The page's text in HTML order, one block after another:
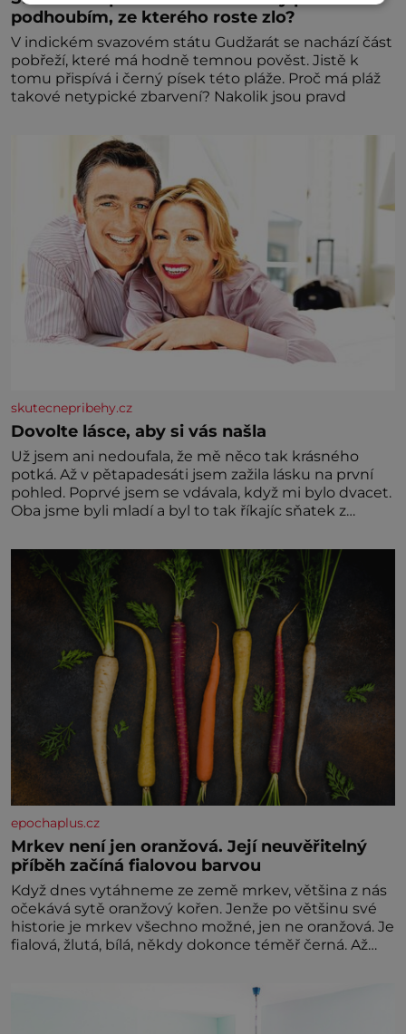
podhoubím, ze kterého roste zlo?
V indickém svazovém státu Gudžarát se nachází část
pobřeží, které má hodně temnou pověst. Jistě k
tomu přispívá i černý písek této pláže. Proč má pláž
takové netypické zbarvení? Nakolik jsou pravd
skutecnepribehy.cz
Dovolte lásce, aby si vás našla
Už jsem ani nedoufala, že mě něco tak krásného
potká. Až v pětapadesáti jsem zažila lásku na první
pohled. Poprvé jsem se vdávala, když mi bylo dvacet.
Oba jsme byli mladí a byl to tak říkajíc sňatek z
zaopatřený mladý muž. Manželství nám oběma moc
nesvědčilo, brzy jsme zjistili, že
epochaplus.cz
Mrkev není jen oranžová. Její neuvěřitelný
příběh začíná fialovou barvou
Když dnes vytáhneme ze země mrkev, většina z nás
očekává sytě oranžový kořen. Jenže po většinu své
historie je mrkev všechno možné, jen ne oranžová. Je
fialová, žlutá, bílá, někdy dokonce téměř černá. Až
nedokážeme představit. Její příběh je